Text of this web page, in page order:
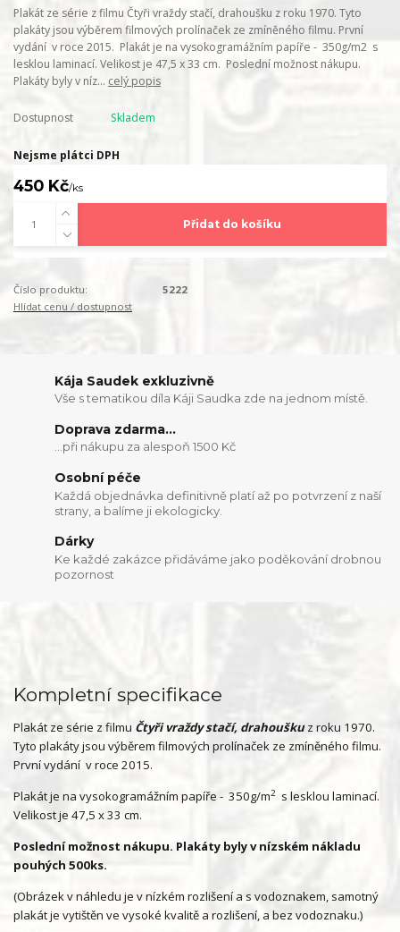
Plakát ze série z filmu Čtyři vraždy stačí, drahoušku z roku 1970. Tyto
plakáty jsou výběrem filmových prolínaček ze zmíněného filmu. První
vydání v roce 2015. Plakát je na vysokogramážním papíře - 350g/m2 s
lesklou laminací. Velikost je 47,5 x 33 cm. Poslední možnost nákupu.
Plakáty byly v níz... celý popis
Dostupnost Skladem
Nejsme plátci DPH
450 Kč/ks
Přidat do košíku
Číslo produktu:
5222
Hlídat cenu / dostupnost
Kája Saudek exkluzivně
Vše s tematikou díla Káji Saudka zde na jednom místě.
Doprava zdarma...
...při nákupu za alespoň 1500 Kč
Osobní péče
Každá objednávka definitivně platí až po potvrzení z naší
strany, a balíme ji ekologicky.
Dárky
Ke každé zakázce přidáváme jako poděkování drobnou
pozornost
Kompletní specifikace
Plakát ze série z filmu Čtyři vraždy stačí, drahouškuz roku 1970.
Tyto plakáty jsou výběrem filmových prolínaček ze zmíněného filmu.
První vydání v roce 2015.
Plakát je na vysokogramážním papíře - 350g/m2 s lesklou laminací.
Velikost je 47,5 x 33 cm.
Poslední možnost nákupu. Plakáty byly v nízském nákladu
pouhých 500ks.
(Obrázek v náhledu je v nízkém rozlišení a s vodoznakem, samotný
plakát je vytištěn ve vysoké kvalitě a rozlišení, a bez vodoznaku.)